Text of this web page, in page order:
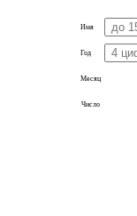
Имя
Год
Месяц
Число